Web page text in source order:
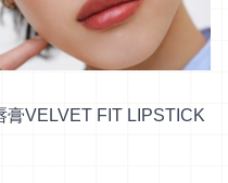
VELVET FIT LIPSTICK